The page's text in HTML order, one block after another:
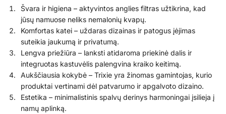
Švara ir higiena – aktyvintos anglies filtras užtikrina, kad
jūsų namuose neliks nemalonių kvapų.
Komfortas katei – uždaras dizainas ir patogus įėjimas
suteikia jaukumą ir privatumą.
Lengva priežiūra – lanksti atidaroma priekinė dalis ir
integruotas kastuvėlis palengvina kraiko keitimą.
Aukščiausia kokybė – Trixie yra žinomas gamintojas, kurio
produktai vertinami dėl patvarumo ir apgalvoto dizaino.
Estetika – minimalistinis spalvų derinys harmoningai įsilieja į
namų aplinką.